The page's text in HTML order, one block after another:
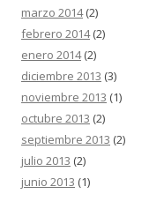
marzo 2014(2)
febrero 2014(2)
enero 2014(2)
diciembre 2013 (3)
noviembre 2013 (1)
octubre 2013 (2)
septiembre 2013 (2)
julio 2013 (2)
junio 2013 (1)